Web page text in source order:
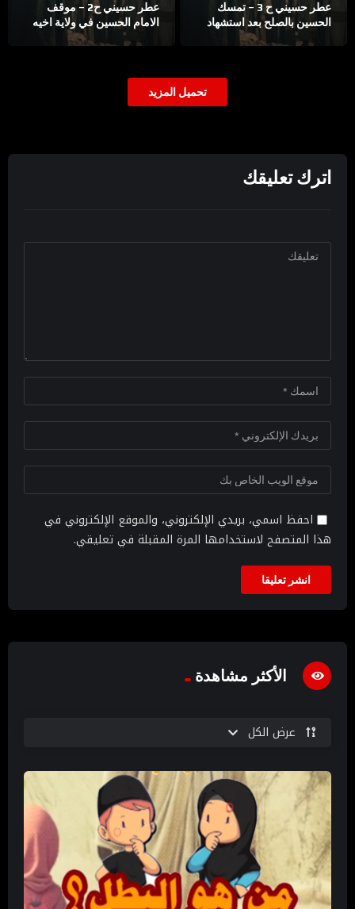
عطر حسيني ح 3 – تمسك
الحسين بالصلح بعد استشهاد
اخيه الحسن
عطر حسيني ح2 – موقف
الامام الحسين في ولاية اخيه
تحميل المزيد
اترك تعليقك
احفظ اسمي، بريدي الإلكتروني، والموقع الإلكتروني في
هذا المتصفح لاستخدامها المرة المقبلة في تعليقي.
الأكثر مشاهدة
عرض الكل